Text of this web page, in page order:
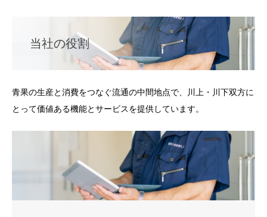
当社の役割
青果の生産と消費をつなぐ流通の中間地点で、川上・川下双方に
とって価値ある機能とサービスを提供しています。